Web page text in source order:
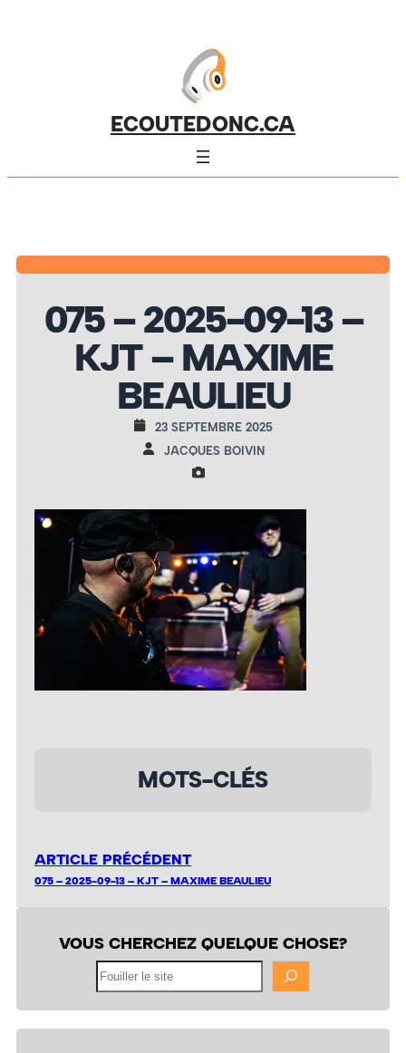
ECOUTEDONC.CA
075 – 2025-09-13 –
KJT – MAXIME
BEAULIEU
23 SEPTEMBRE 2025
JACQUES BOIVIN
MOTS-CLÉS
ARTICLE PRÉCÉDENT
075 – 2025-09-13 – KJT – MAXIME BEAULIEU
VOUS CHERCHEZ QUELQUE CHOSE?